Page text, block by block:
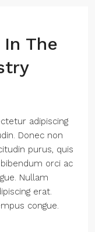
The
adipiscing
Donec non
purus, quis
orci ac
Nullam
erat.
congue.